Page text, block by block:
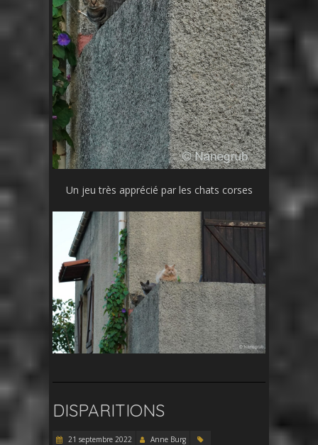
Un jeu très apprécié par les chats corses
DISPARITIONS
21 septembre 2022
Anne Burg